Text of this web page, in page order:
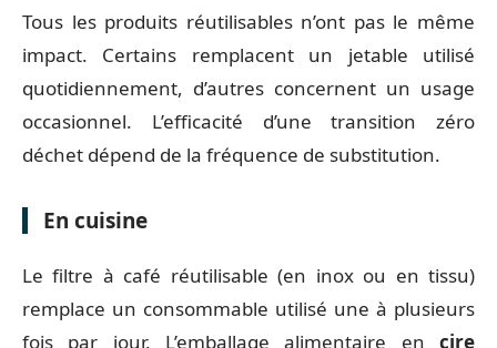
Tous les produits réutilisables n’ont pas le même
impact. Certains remplacent un jetable utilisé
quotidiennement, d’autres concernent un usage
occasionnel. L’efficacité d’une transition zéro
déchet dépend de la fréquence de substitution.
En cuisine
Le filtre à café réutilisable (en inox ou en tissu)
remplace un consommable utilisé une à plusieurs
fois par jour. L’emballage alimentaire en cire